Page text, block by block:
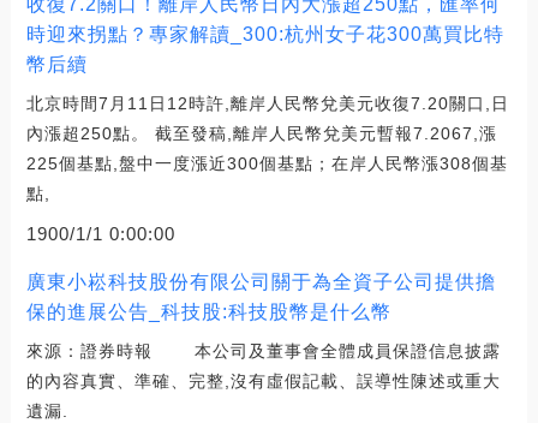
收復7.2關口！離岸人民幣日內大漲超250點，匯率何
時迎來拐點？專家解讀_300:杭州女子花300萬買比特
幣后續
北京時間7月11日12時許,離岸人民幣兌美元收復7.20關口,日
內漲超250點。 截至發稿,離岸人民幣兌美元暫報7.2067,漲
225個基點,盤中一度漲近300個基點；在岸人民幣漲308個基
點,
1900/1/1 0:00:00
廣東小崧科技股份有限公司關于為全資子公司提供擔
保的進展公告_科技股:科技股幣是什么幣
來源：證券時報 本公司及董事會全體成員保證信息披露
的內容真實、準確、完整,沒有虛假記載、誤導性陳述或重大
遺漏.